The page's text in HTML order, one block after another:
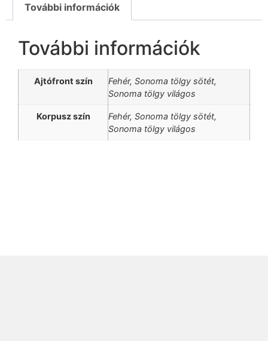
További információk
További információk
Ajtófront szín
Fehér, Sonoma tölgy sötét,
Sonoma tölgy világos
Korpusz szín
Fehér, Sonoma tölgy sötét,
Sonoma tölgy világos